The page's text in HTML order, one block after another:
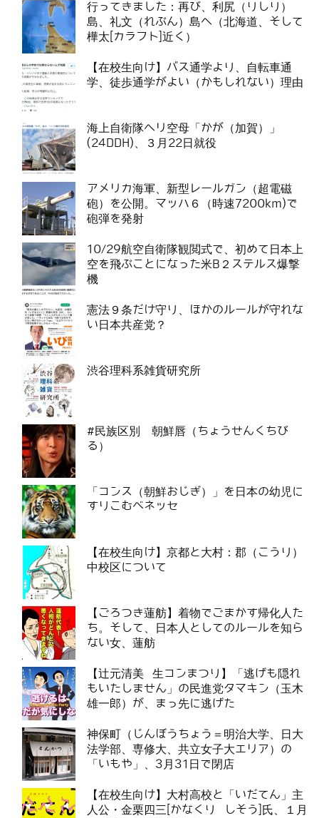
行ってきました：再び、利尻（りしり）
島、礼文（れぶん）島へ（北海道、そして
樺太[カラフト]近く）
【在校生向け】バス通学より、自転車通
学、徒歩通学がよい（かもしれない）理由
海上自衛隊ヘリ空母「かが（加賀）」
(24DDH)、３月22日就役
アメリカ海軍、新型レールガン（超電磁
砲）を公開。マッハ６（時速7200km)で
砲弾を発射
10/29航空自衛隊観閲式で、初めて日本上
空を飛ぶことになった米B２ステルス爆撃
機
憲法９条だけ守り、ほかのルールが守れな
い日本共産党？
渋谷理科系雑貨研究所
#民族区別 朝鮮唇（ちょうせんくちび
る）
「コンス（朝鮮おじぎ）」を日本の幼児に
すりこむベネッセ
【在校生向け】京都と大村：郡（こうり）
中校区について
【ごろつき蓮舫】着物でごまかす帰化人た
ち。そして、日本人としてのルールを知ら
ない女、蓮舫
【辻元清美 生コンまつり】「逃げも隠れ
もいたしません」の民進党タマキン（玉木
雄一郎）が、まっ先に逃げた
神保町（じんぼうちょう＝明治大学、日大
法学部、専修大、共立女子大エリア）の
「いもや」、3月31日で閉店
【在校生向け】大村高校と「いだてん」主
人公・金栗四三[かなくり しそう]氏、１月